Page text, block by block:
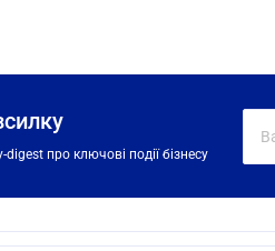
про ключові події бізнесу